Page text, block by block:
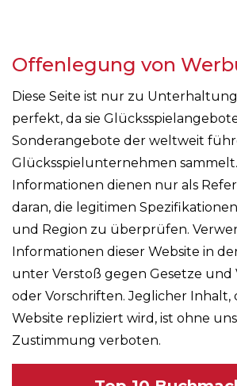
Offenlegung von
Diese Seite ist nur zu
perfekt, da sie
Sonderangebote der weltweit
Glücksspielunternehmen
Informationen dienen nur als
daran, die legitimen
und Region zu überprüfen.
Informationen dieser Website in
unter Verstoß gegen Gesetze und
oder Vorschriften. Jeglicher Inhalt,
Website repliziert wird, ist ohne
Zustimmung verboten.